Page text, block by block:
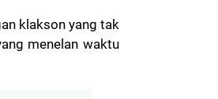
klakson yang tak
menelan waktu